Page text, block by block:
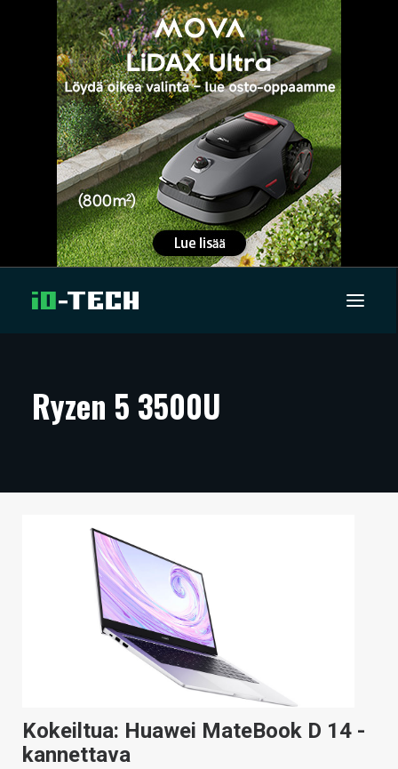
ARTIKKELIT
TECHBBS
HAKU
Ryzen 5 3500U
Kokeiltua: Huawei MateBook D 14 -
kannettava